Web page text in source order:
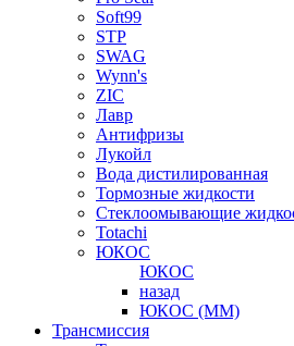
Soft99
STP
SWAG
Wynn's
ZIC
Лавр
Антифризы
Лукойл
Вода дистилированная
Тормозные жидкости
Стеклоомывающие
Totachi
ЮКОС
ЮКОС
назад
ЮКОС (ММ)
Трансмиссия